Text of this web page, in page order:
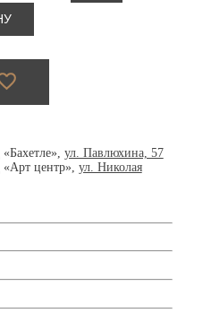
ул. Павлюхина, 57
центр», ул. Николая